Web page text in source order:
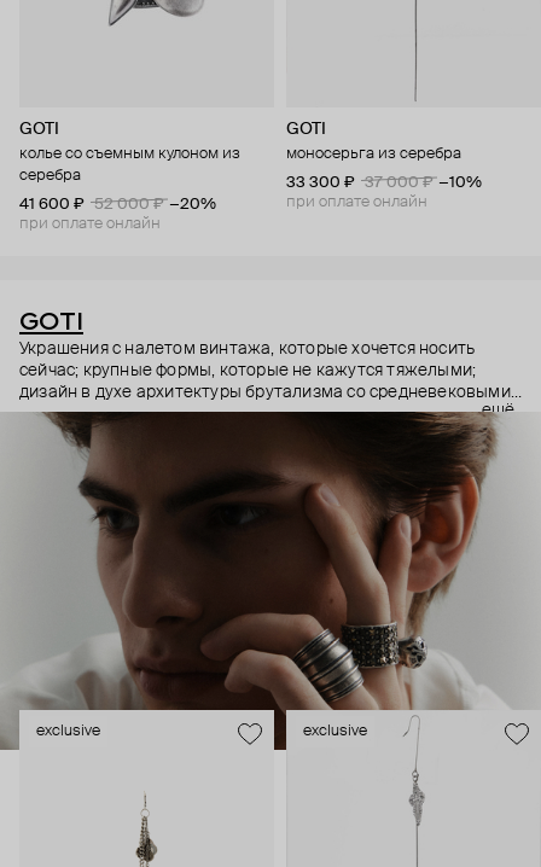
GOTI
колье со съемным кулоном из
серебра
41 600 ₽
52 000 ₽ −20%
при оплате онлайн
GOTI
моносерьга из серебра
33 300 ₽
37 000 ₽ −10%
при оплате онлайн
GOTI
Украшения с налетом винтажа, которые хочется носить
сейчас; крупные формы, которые не кажутся тяжелыми;
дизайн в духе архитектуры брутализма со средневековыми
символами – эстетика итальянского бренда GOTI строится
на красивых парадоксах. Парадоксах, которые не
замечаешь, потому что элементы каждого украшения
складываются максимально гармонично.
ещё
exclusive exclusive